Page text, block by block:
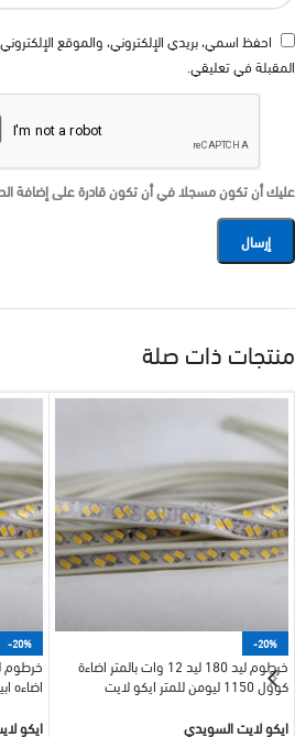
احفظ اسمي، بريدي الإلكتروني، والموقع
المقبلة في تعليقي.
عليك أن تكون مسجلا في أن تكون قادرة على إضافة
منتجات ذات صلة
-20%
خرطوم ليد 180 ليد 12 وات بالمتر اضاءة
كوول 1150 ليومن للمتر ايكو لايت
ايكو لايت السويدي
-20%
ايكو